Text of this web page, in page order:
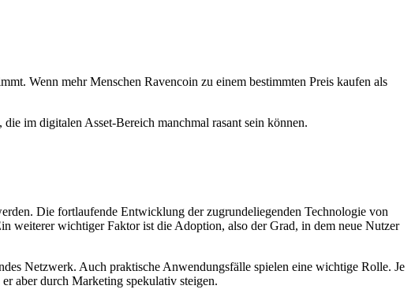
Wenn mehr Menschen Ravencoin zu einem bestimmten Preis kaufen als
im digitalen Asset-Bereich manchmal rasant sein können.
Die fortlaufende Entwicklung der zugrundeliegenden Technologie von
weiterer wichtiger Faktor ist die Adoption, also der Grad, in dem neue Nutzer
Netzwerk. Auch praktische Anwendungsfälle spielen eine wichtige Rolle. Je
aber durch Marketing spekulativ steigen.